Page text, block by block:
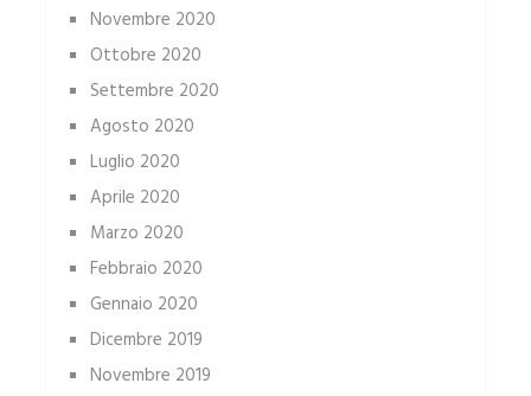
Novembre 2020
Ottobre 2020
Settembre 2020
Agosto 2020
Luglio 2020
Aprile 2020
Marzo 2020
Febbraio 2020
Gennaio 2020
Dicembre 2019
Novembre 2019